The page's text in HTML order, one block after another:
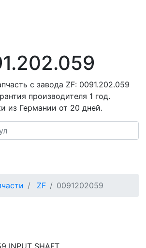
с завода ZF: 0091.202.059
производителя 1 год.
из Германии от 20 дней.
ZF 0091202059